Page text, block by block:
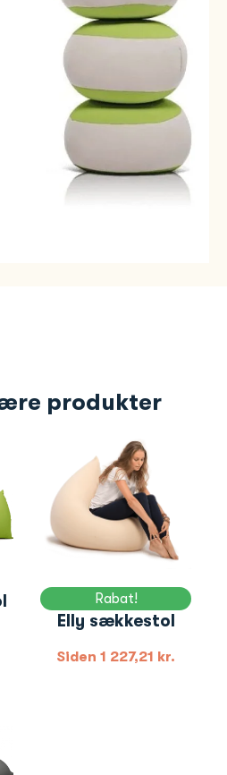
produkter
Rabat!
Elly sækkestol
Siden 1 227,21 kr.